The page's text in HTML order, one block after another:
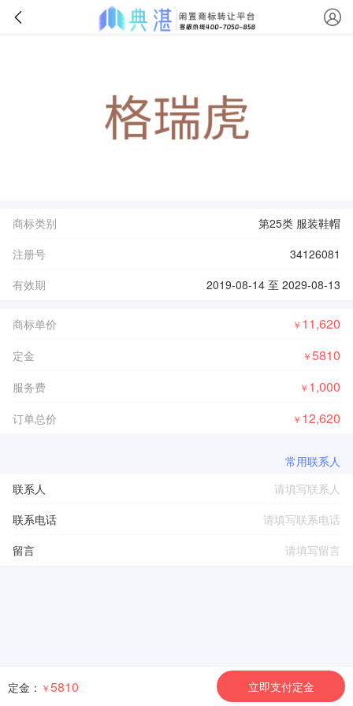
商标类别
第25类 服装鞋帽
注册号
34126081
有效期
2019-08-14 至 2029-08-13
商标单价 ￥ 11,620
定金 ￥5810
服务费 ￥ 1,000
订单总价 ￥ 12,620
常用联系人
联系人
联系电话
留言
定金： ￥5810 立即支付定金